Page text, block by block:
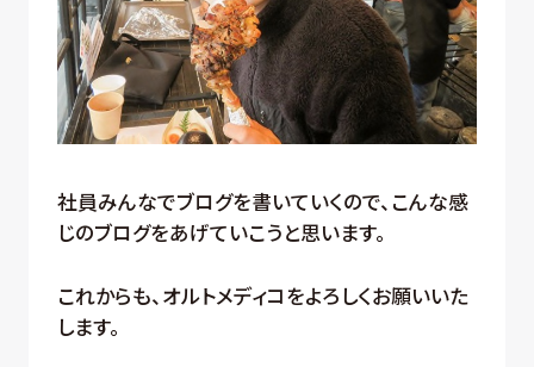
社員みんなでブログを書いていくので、こんな感
じのブログをあげていこうと思います。
これからも、オルトメディコをよろしくお願いいた
します。